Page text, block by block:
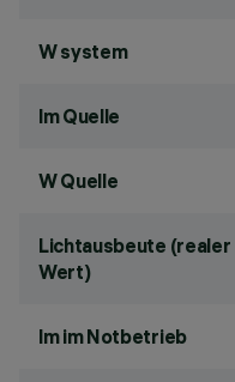
W system
lm Quelle
W Quelle
Lichtausbeute (realer
Wert)
lm im Notbetrieb